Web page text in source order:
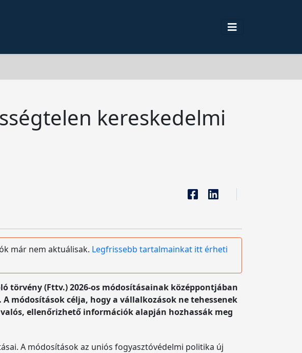
kereskedelmi
már nem aktuálisak. Legfrissebb tartalmainkat itt érheti
törvény (Fttv.) 2026-os módosításainak középpontjában
módosítások célja, hogy a vállalkozások ne tehessenek
ellenőrizhető információk alapján hozhassák meg
A módosítások az uniós fogyasztóvédelmi politika új